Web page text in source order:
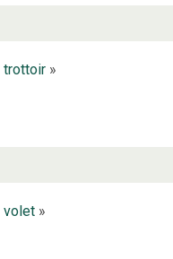
trottoir»
volet»